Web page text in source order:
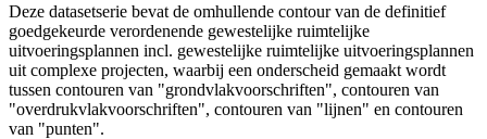
Deze datasetserie bevat de omhullende contour van de definitief
goedgekeurde verordenende gewestelijke ruimtelijke
uitvoeringsplannen incl. gewestelijke ruimtelijke uitvoeringsplannen
uit complexe projecten, waarbij een onderscheid gemaakt wordt
tussen contouren van "grondvlakvoorschriften", contouren van
"overdrukvlakvoorschriften", contouren van "lijnen" en contouren
van "punten".